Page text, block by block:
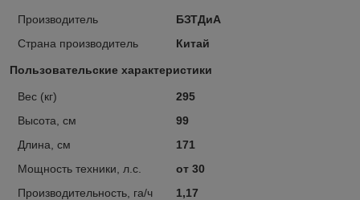
Производитель
БЗТДиА
Страна производитель
Китай
Пользовательские характеристики
Вес (кг)
295
Высота, см
99
Длина, см
171
Мощность техники, л.с.
от 30
Производительность, га/ч
1,17